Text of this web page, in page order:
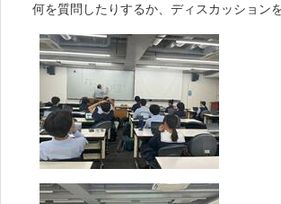
何を質問したりするか、ディスカッション